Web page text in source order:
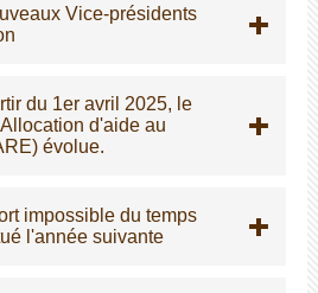
Vice-présidents
du 1er avril 2025, le
d'aide au
évolue.
impossible du temps
l'année suivante